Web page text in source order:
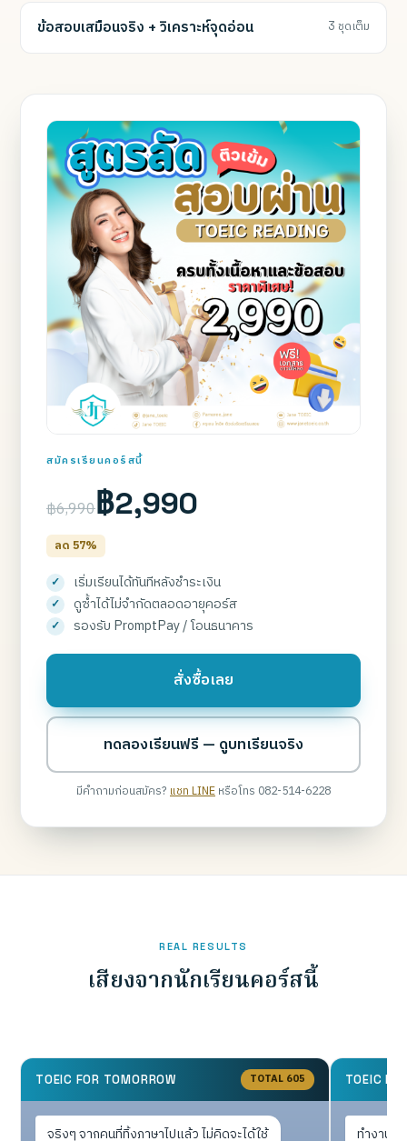
ข้อสอบเสมือนจริง + วิเคราะห์จุดอ่อน 3 ชุดเต็ม
สมัครเรียนคอร์สนี้
฿6,990฿2,990
ลด 57%
เริ่มเรียนได้ทันทีหลังชำระเงิน
ดูซ้ำได้ไม่จำกัดตลอดอายุคอร์ส
รองรับ PromptPay / โอนธนาคาร
สั่งซื้อเลย
ทดลองเรียนฟรี — ดูบทเรียนจริง
มีคำถามก่อนสมัคร?แชท LINEหรือโทร 082-514-6228
REAL RESULTS
เสียงจากนักเรียนคอร์สนี้
TOEIC FOR TOMORROW TOTAL 605
จริงๆ จากคนที่ทิ้งภาษาไปแล้ว ไม่คิดจะได้ใช้
TOEIC
ทำงานป